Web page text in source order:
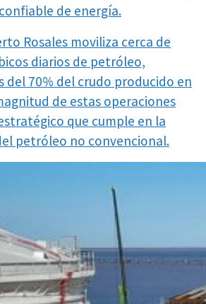
de energía.
Rosales moviliza cerca de
diarios de petróleo,
del 70% del crudo producido en
de estas operaciones
que cumple en la
petróleo no convencional.